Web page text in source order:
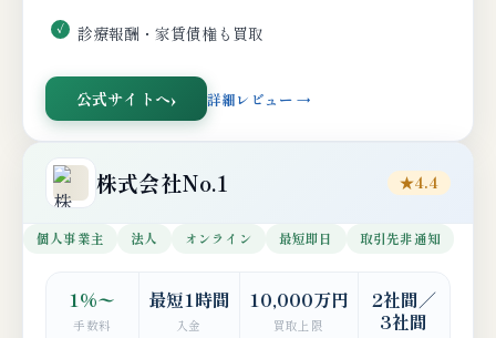
診療報酬・家賃債権も買取
公式サイトへ 詳細レビュー →
株式会社No.1 ★4.4
個人事業主 法人 オンライン 最短即日 取引先非通知
1%〜
手数料
最短1時間
入金
10,000万円
買取上限
2社間／
3社間